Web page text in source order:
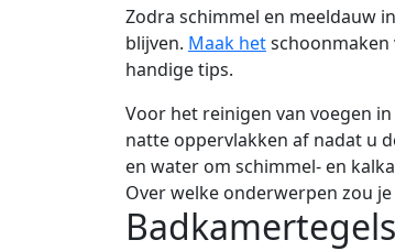
Zodra schimmel en meeldauw
blijven. Maak hetschoonmaken
handige tips.
Voor het reinigen van voegen
natte oppervlakken af nadat u
en water om schimmel- en
Over welke onderwerpen zou